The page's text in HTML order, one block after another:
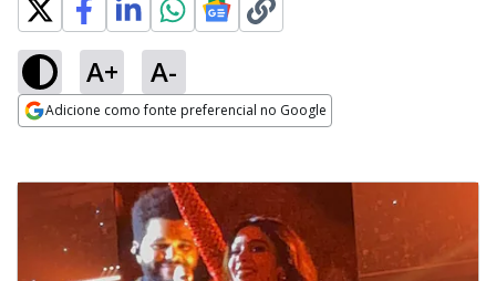
A+ A-
Adicione como fonte preferencial no Google